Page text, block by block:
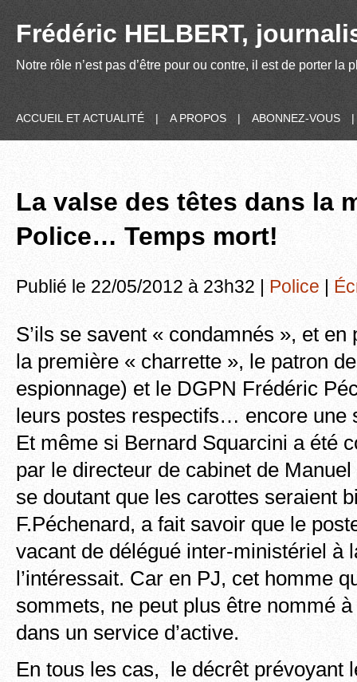
Frédéric HELBERT,
Notre rôle n’est pas d’être pour ou contre, il est de porter
ACCUEIL ET ACTUALITÉ | A PROPOS | ABONNEZ-VOUS |
La valse des têtes dans la
Police… Temps mort!
Publié le 22/05/2012 à 23h32 | Police |
S’ils se savent « condamnés », et
la première « charrette », le patron
espionnage) et le DGPN Frédéric
leurs postes respectifs… encore une
Et même si Bernard Squarcini a été
par le directeur de cabinet de
se doutant que les carottes seraient
F.Péchenard, a fait savoir que le
vacant de délégué inter-ministériel à
l’intéressait. Car en PJ, cet homme
sommets, ne peut plus être nommé
dans un service d’active.
En tous les cas, le décrêt prévoyant